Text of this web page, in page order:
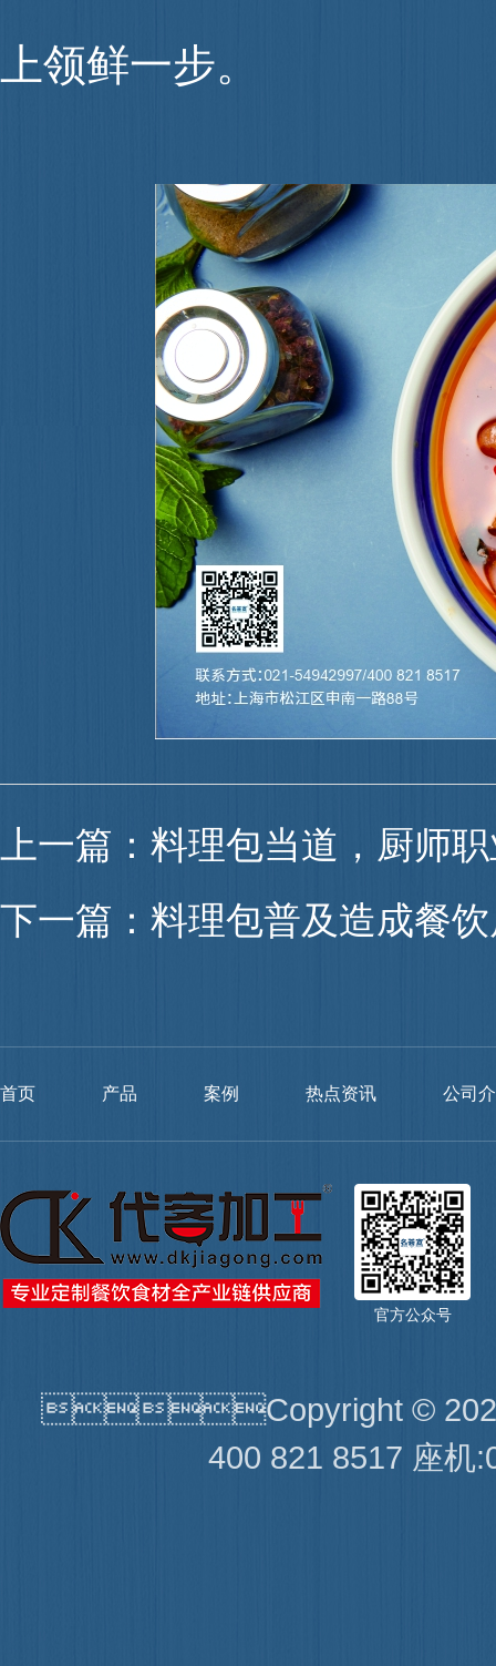
上领鲜一步。
上一篇： 料理包当道，厨师
下一篇： 料理包普及造成餐
首页 产品 案例 热点资讯 公司
官方公众号
Copyright © 2020
400 821 8517 座